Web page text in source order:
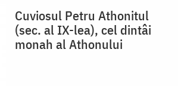
Cuviosul Petru Athonitul
(sec. al IX-lea), cel dintâi
monah al Athonului